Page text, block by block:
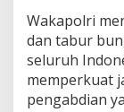
Wakapolri
dan tabur
seluruh
memperkuat
pengabdian